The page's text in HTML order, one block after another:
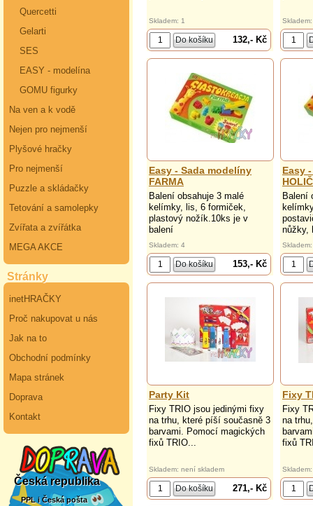
Quercetti
Gelarti
SES
EASY - modelína
GOMU figurky
Na ven a k vodě
Nejen pro nejmenší
Plyšové hračky
Pro nejmenší
Puzzle a skládačky
Tetování a samolepky
Zvířata a zvířátka
MEGA AKCE
Stránky
inetHRAČKY
Proč nakupovat u nás
Jak na to
Obchodní podmínky
Mapa stránek
Doprava
Kontakt
Česká republika
PPL i Česká pošta
Skladem: 1
132,- Kč
Easy - Sada modelíny
FARMA
Balení obsahuje 3 malé
kelímky, lis, 6 formiček,
plastový nožík.10ks je v
balení
Skladem: 4
153,- Kč
Easy
HOLIČ
Balení
nůžky,
Party Kit
Fixy TRIO jsou jedinými fixy
na trhu, které píší současně 3
barvami. Pomocí magických
fixů TRIO...
Skladem: není skladem
271,- Kč
Fixy
Fixy
na
fixů